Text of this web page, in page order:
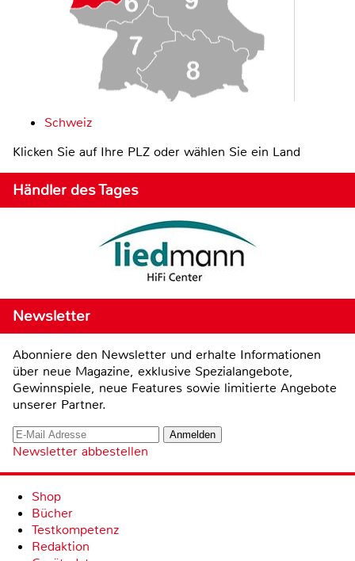
Schweiz
Klicken Sie auf Ihre PLZ oder wählen Sie ein Land
Händler des Tages
Newsletter
Abonniere den Newsletter und erhalte Informationen
über neue Magazine, exklusive Spezialangebote,
Gewinnspiele, neue Features sowie limitierte Angebote
unserer Partner.
Newsletter abbestellen
Shop
Bücher
Testkompetenz
Redaktion